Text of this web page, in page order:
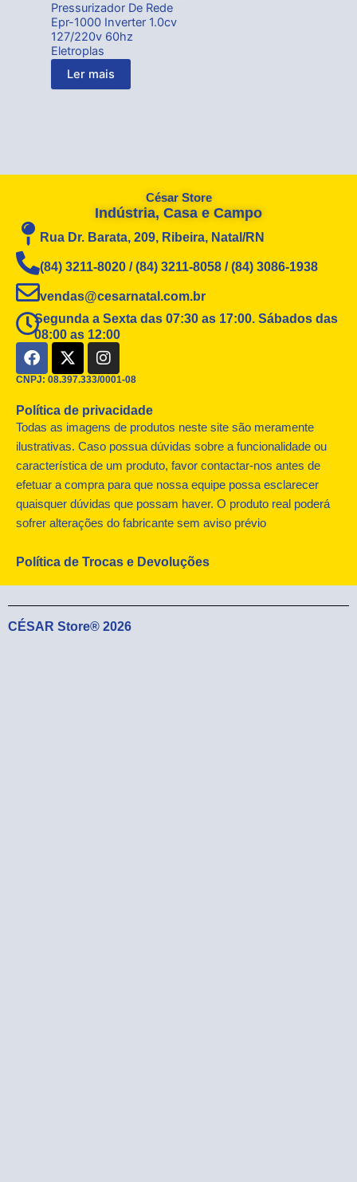
Pressurizador De Rede
Epr-1000 Inverter 1.0cv
127/220v 60hz
Eletroplas
Ler mais
César Store
Indústria, Casa e Campo
Rua Dr. Barata, 209, Ribeira, Natal/RN
(84) 3211-8020 / (84) 3211-8058 / (84) 3086-1938
vendas@cesarnatal.com.br
Segunda a Sexta das 07:30 as 17:00. Sábados das
08:00 as 12:00
F
a
c
b
o
o
k
X
-
t
i
t
t
e
I
n
s
a
g
r
a
CNPJ: 08.397.333/0001-08
Política de privacidade
Todas as imagens de produtos neste site são meramente
ilustrativas. Caso possua dúvidas sobre a funcionalidade ou
característica de um produto, favor contactar-nos antes de
efetuar a compra para que nossa equipe possa esclarecer
quaisquer dúvidas que possam haver. O produto real poderá
sofrer alterações do fabricante sem aviso prévio
Política de Trocas e Devoluções
CÉSAR Store® 2026